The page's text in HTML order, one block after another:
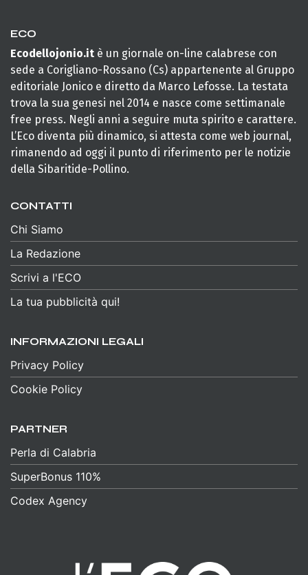
ECO
Ecodellojonio.it è un giornale on-line calabrese con
sede a Corigliano-Rossano (Cs) appartenente al Gruppo
editoriale Jonico e diretto da Marco Lefosse. La testata
trova la sua genesi nel 2014 e nasce come settimanale
free press. Negli anni a seguire muta spirito e carattere.
L’Eco diventa più dinamico, si attesta come web journal,
rimanendo ad oggi il punto di riferimento per le notizie
della Sibaritide-Pollino.
CONTATTI
Chi Siamo
La Redazione
Scrivi a l'ECO
La tua pubblicità qui!
INFORMAZIONI LEGALI
Privacy Policy
Cookie Policy
PARTNER
Perla di Calabria
SuperBonus 110%
Codex Agency